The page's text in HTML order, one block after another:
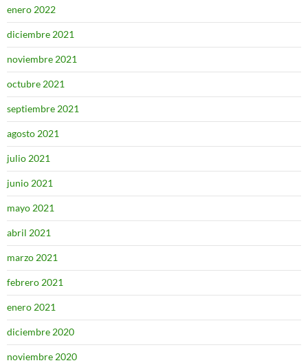
enero 2022
diciembre 2021
noviembre 2021
octubre 2021
septiembre 2021
agosto 2021
julio 2021
junio 2021
mayo 2021
abril 2021
marzo 2021
febrero 2021
enero 2021
diciembre 2020
noviembre 2020